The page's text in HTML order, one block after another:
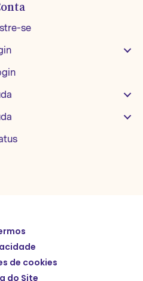
se
de cookies
do Site